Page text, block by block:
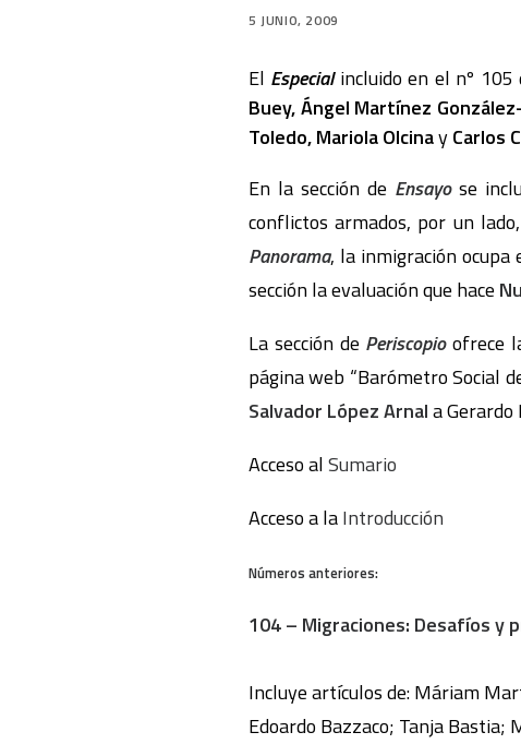
5 JUNIO, 2009
El Especialincluido en el nº 105
Buey, Ángel Martínez
Toledo, Mariola OlcinayCarlos
En la sección de Ensayo se
conflictos armados, por un
Panorama, la inmigración
sección la evaluación que hace
La sección de Periscopioofrece
página web “Barómetro Social
Salvador López Arnala Gerardo
Acceso alSumario
Acceso a laIntroducción
Números anteriores:
104 – Migraciones: Desafíos y
Incluye artículos de: Máriam
Edoardo Bazzaco; Tanja